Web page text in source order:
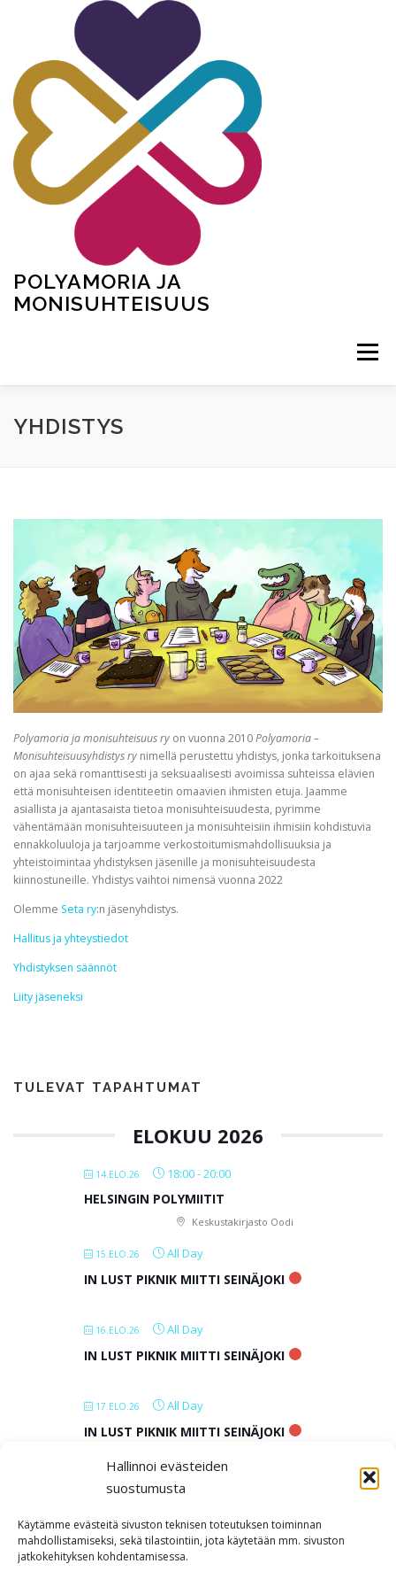
Hallinnoi evästeiden
suostumusta
Käytämme evästeitä sivuston teknisen toteutuksen toiminnan
mahdollistamiseksi, sekä tilastointiin, jota käytetään mm. sivuston
jatkokehityksen kohdentamisessa.
POLYAMORIA JA
MONISUHTEISUUS
Valikko
TERVETULOA TIETOA
YHDISTYS
Polyamoria ja monisuhteisuus ry on vuonna 2010Polyamoria –
Monisuhteisuusyhdistys ry nimellä perustettu yhdistys, jonka tarkoituksena
on ajaa sekä romanttisesti ja seksuaalisesti avoimissa suhteissa elävien
että monisuhteisen identiteetin omaavien ihmisten etuja. Jaamme
asiallista ja ajantasaista tietoa monisuhteisuudesta, pyrimme
vähentämään monisuhteisuuteen ja monisuhteisiin ihmisiin kohdistuvia
ennakkoluuloja ja tarjoamme verkostoitumismahdollisuuksia ja
yhteistoimintaa yhdistyksen jäsenille ja monisuhteisuudesta
kiinnostuneille. Yhdistys vaihtoi nimensä vuonna 2022
Olemme Seta ry:n jäsenyhdistys.
Hallitus ja yhteystiedot
Yhdistyksen säännöt
Liity jäseneksi
TULEVAT TAPAHTUMAT
ELOKUU 2026
14.ELO.26 18:00-20:00
HELSINGIN POLYMIITIT
Keskustakirjasto Oodi
15.ELO.26 All Day
IN LUST PIKNIK MIITTI SEINÄJOKI
16.ELO.26 All Day
IN LUST PIKNIK MIITTI SEINÄJOKI
17.ELO.26 All Day
IN LUST PIKNIK MIITTI SEINÄJOKI
18.ELO.26 All Day